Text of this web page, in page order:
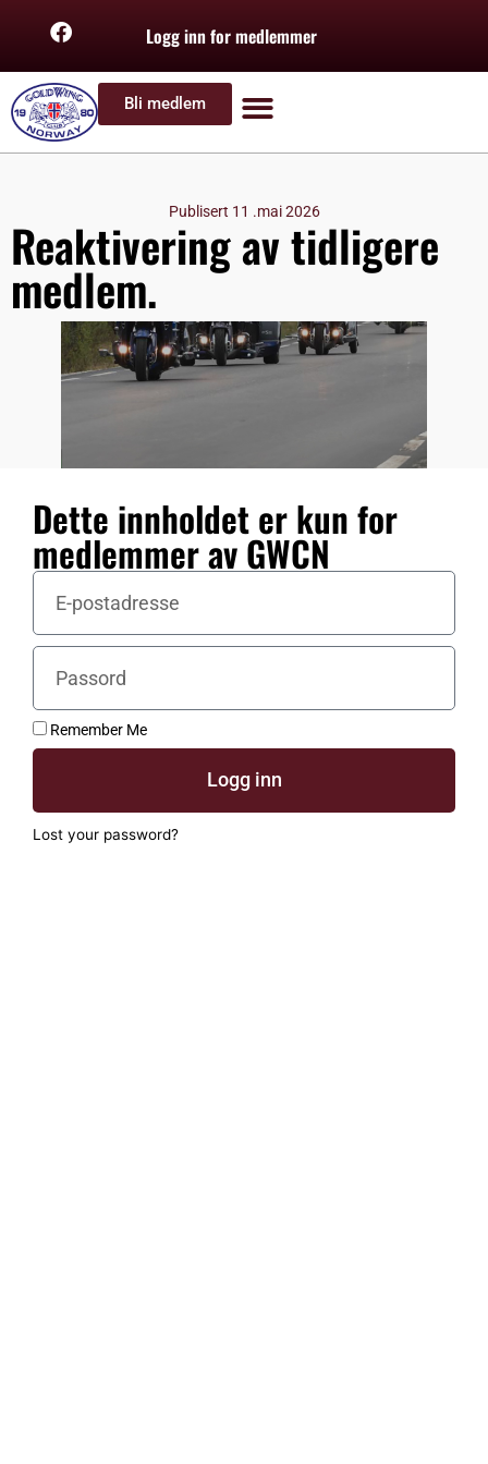
Logg inn for medlemmer
Bli medlem
Reaktivering av tidligere
medlem.
Publisert 11 .mai 2026
Dette innholdet er kun for
medlemmer av GWCN
Remember Me
Logg inn
Lost your password?